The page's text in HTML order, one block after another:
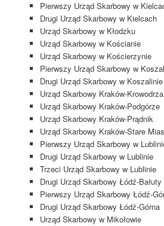
Pierwszy Urząd Skarbowy w
Drugi Urząd Skarbowy w Kielcach
Urząd Skarbowy w Kłodzku
Urząd Skarbowy w Kościanie
Urząd Skarbowy w Kościerzynie
Pierwszy Urząd Skarbowy w
Drugi Urząd Skarbowy w Koszalinie
Urząd Skarbowy Kraków-Krowodrza
Urząd Skarbowy Kraków-Podgórze
Urząd Skarbowy Kraków-Prądnik
Urząd Skarbowy Kraków-Stare
Pierwszy Urząd Skarbowy w
Drugi Urząd Skarbowy w Lublinie
Trzeci Urząd Skarbowy w Lublinie
Drugi Urząd Skarbowy Łódź-Bałuty
Pierwszy Urząd Skarbowy Łódź-
Drugi Urząd Skarbowy Łódź-Górna
Urząd Skarbowy w Mikołowie